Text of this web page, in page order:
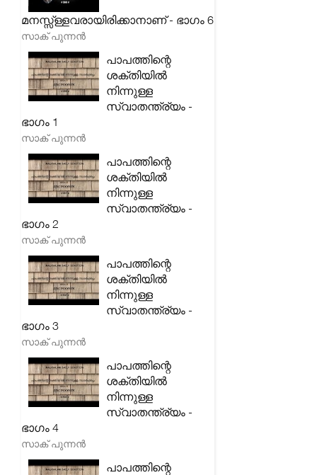
മനസ്സ്ള്ളവരായിരിക്കാനാണ് - ഭാഗം 6
സാക് പുന്നൻ
പാപത്തിന്റെ
ശക്തിയിൽ
നിന്നുള്ള
സ്വാതന്ത്ര്യം -
ഭാഗം 1
സാക് പുന്നൻ
പാപത്തിന്റെ
ശക്തിയിൽ
നിന്നുള്ള
സ്വാതന്ത്ര്യം -
ഭാഗം 2
സാക് പുന്നൻ
പാപത്തിന്റെ
ശക്തിയിൽ
നിന്നുള്ള
സ്വാതന്ത്ര്യം -
ഭാഗം 3
സാക് പുന്നൻ
പാപത്തിന്റെ
ശക്തിയിൽ
നിന്നുള്ള
സ്വാതന്ത്ര്യം -
ഭാഗം 4
സാക് പുന്നൻ
പാപത്തിന്റെ